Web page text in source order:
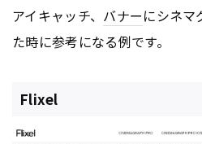
アイキャッチ、 バナーにシネマ
た時に参考になる例です。
Flixel